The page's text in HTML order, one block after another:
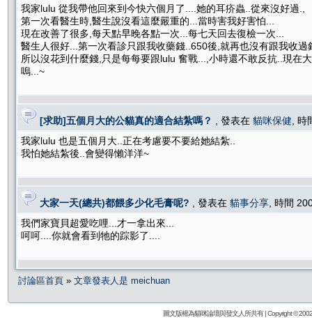
我家lulu 從我帶他回來到今快六個月了....她的耳疥蟲..從來沒好過.,
第一次看醫生時,醫生說沒看這麼嚴重的...當時害我好害怕...
現在改善了很多,每天點早晚各點一次...每七天回去復檢一次...
醫生人很好...第一次看診只跟我收藥錢..650後,就再也沒有跟我收過
所以沒花到什麼錢,只是每每要跟lulu 奮戰...,小時還不敢反抗..現在
嗚...~
[求助]五個月大的公貓真的適合結紮嗎？ , 發表在 貓咪保健 ,
我家lulu 也是五個月大..正在考慮要不要給她結紮..
我怕她結紮後..會變得懶洋洋~
大家一天(總共)都餵多少化毛膏呢? , 發表在 貓事分享 , 時間
我們家寶貝超愛吃哩...才一拿出來...
呵呵....你就會看到牠的踪影了....
討論區首頁 » 文章發表人是 meichuan
圖文版權為貓咪論壇與發文人所共有 | Copyright ©